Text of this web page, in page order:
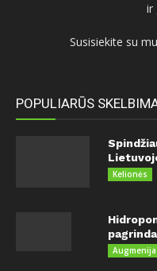
ir
Susisiekite su
POPULIARŪS
Kelionės